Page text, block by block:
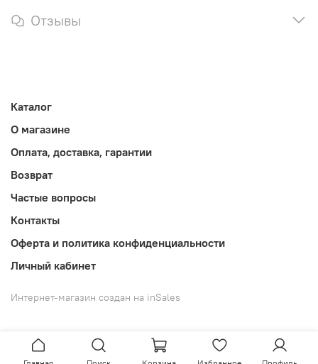
Отзывы
Каталог
О магазине
Оплата, доставка, гарантии
Возврат
Частые вопросы
Контакты
Оферта и политика конфиденциальности
Личный кабинет
Интернет-магазин создан на inSales